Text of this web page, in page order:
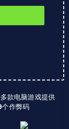
款电脑游戏提供
个作弊码